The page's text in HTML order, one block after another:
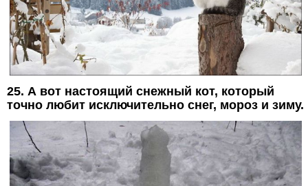
25. А вот настоящий снежный кот, который
точно любит исключительно снег, мороз и зиму.